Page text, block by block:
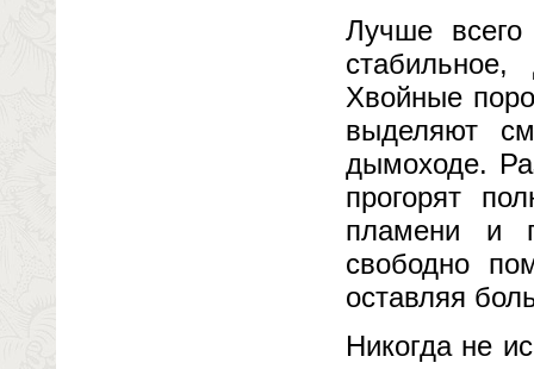
Лучше
Хвойные
выделяют
дымоходе.
прогорят
пламени и
свободно
оставляя
Никогда не